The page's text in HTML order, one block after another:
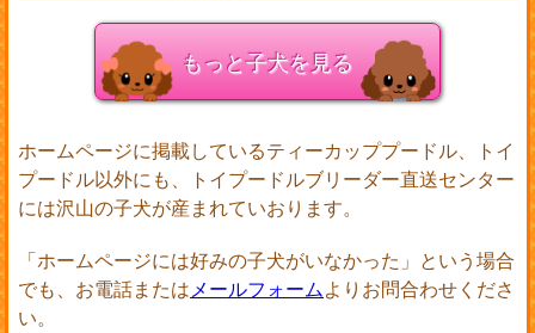
もっと子犬を見る
ホームページに掲載しているティーカッププードル、トイ
プードル以外にも、トイプードルブリーダー直送センター
には沢山の子犬が産まれていおります。
「ホームページには好みの子犬がいなかった」という場合
でも、お電話またはメールフォームよりお問合わせくださ
い。